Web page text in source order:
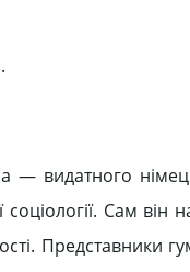
— видатного
соціології. Сам
Представники